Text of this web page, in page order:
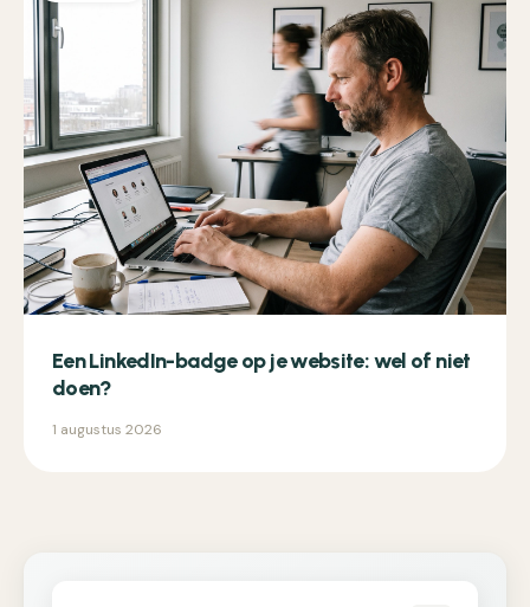
Een LinkedIn-badge op je website: wel of niet
doen?
1 augustus 2026